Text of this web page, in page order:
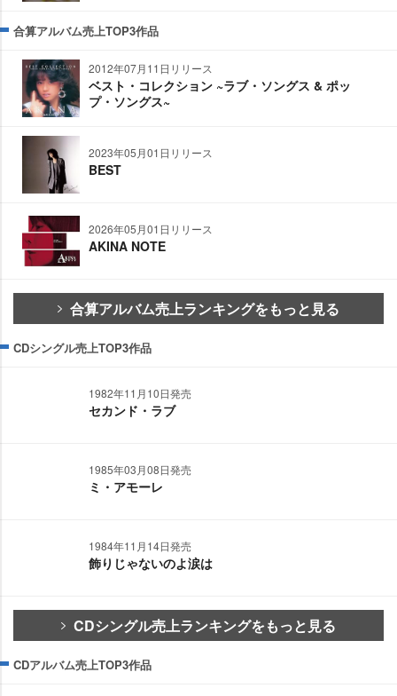
合算アルバム売上TOP3作品
2012年07月11日リリース
ベスト・コレクション ~ラブ・ソングス & ポッ
プ・ソングス~
2023年05月01日リリース
BEST
2026年05月01日リリース
AKINA NOTE
合算アルバム売上ランキングをもっと見る
CDシングル売上TOP3作品
1982年11月10日発売
セカンド・ラブ
1985年03月08日発売
ミ・アモーレ
1984年11月14日発売
飾りじゃないのよ涙は
CDシングル売上ランキングをもっと見る
CDアルバム売上TOP3作品